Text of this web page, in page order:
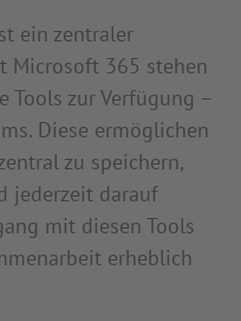
ein zentraler
Microsoft 365 stehen
Tools zur Verfügung –
Diese ermöglichen
zu speichern,
jederzeit darauf
mit diesen Tools
erheblich